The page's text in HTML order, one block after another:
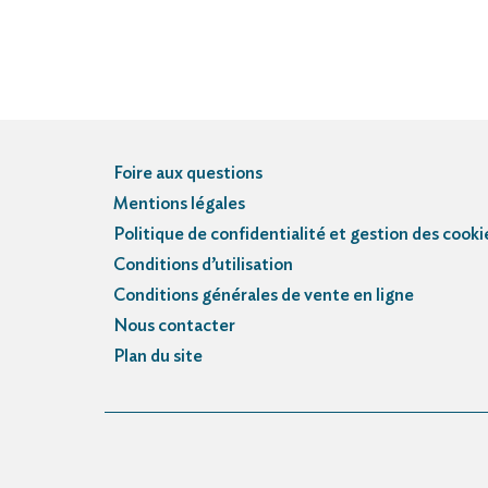
Foire aux questions
Mentions légales
Politique de confidentialité et gestion des
Conditions d’utilisation
Conditions générales de vente en ligne
Nous contacter
Plan du site